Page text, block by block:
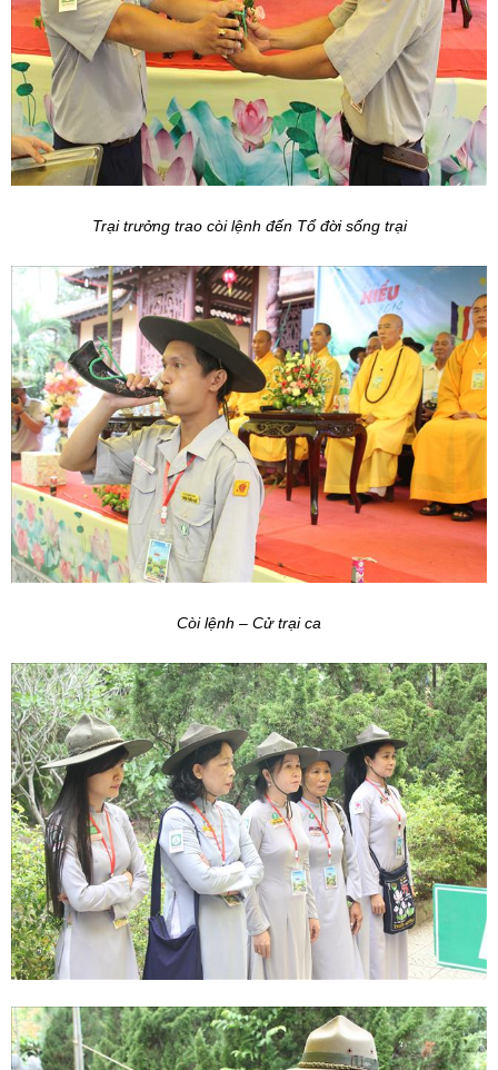
Trại trưởng trao còi lệnh đến Tổ đời sống trại
Còi lệnh – Cử trại ca